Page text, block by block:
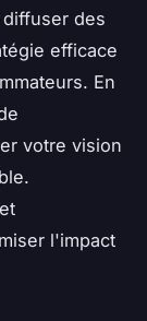
des
efficace
En
votre vision
l'impact